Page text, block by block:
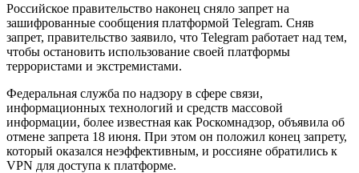
Российское правительство наконец сняло запрет на
зашифрованные сообщения платформой Telegram. Сняв
запрет, правительство заявило, что Telegram работает над тем,
чтобы остановить использование своей платформы
террористами и экстремистами.
Федеральная служба по надзору в сфере связи,
информационных технологий и средств массовой
информации, более известная как Роскомнадзор, объявила об
отмене запрета 18 июня. При этом он положил конец запрету,
который оказался неэффективным, и россияне обратились к
VPN для доступа к платформе.